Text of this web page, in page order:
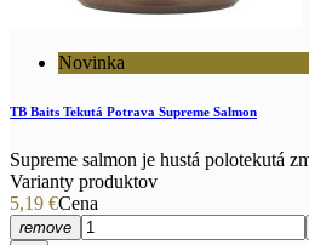
Novinka
TB Baits Tekutá Potrava Supreme Salmon
Supreme salmon je hustá polotekutá
Varianty produktov
5,19 €Cena
remove